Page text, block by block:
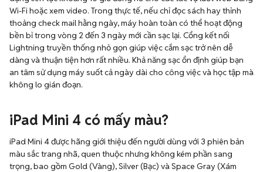
Wi-Fi hoặc xem video. Trong thực tế, nếu chỉ đọc sách hay thỉnh
thoảng check mail hằng ngày, máy hoàn toàn có thể hoạt động
bền bỉ trong vòng 2 đến 3 ngày mới cần sạc lại. Cổng kết nối
Lightning truyền thống nhỏ gọn giúp việc cắm sạc trở nên dễ
dàng và thuận tiện hơn rất nhiều. Khả năng sạc ổn định giúp bạn
an tâm sử dụng máy suốt cả ngày dài cho công việc và học tập mà
không lo gián đoạn.
iPad Mini 4 có mấy màu?
iPad Mini 4 được hãng giới thiệu đến người dùng với 3 phiên bản
màu sắc trang nhã, quen thuộc nhưng không kém phần sang
trọng, bao gồm Gold (Vàng), Silver (Bạc) và Space Gray (Xám